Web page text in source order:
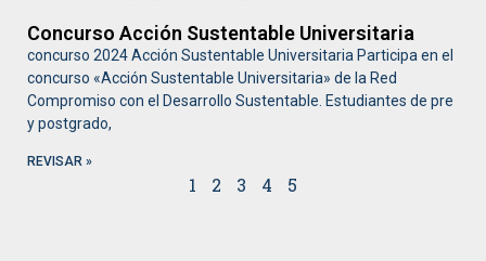
Concurso Acción Sustentable Universitaria
concurso 2024 Acción Sustentable Universitaria Participa en el
concurso «Acción Sustentable Universitaria» de la Red
Compromiso con el Desarrollo Sustentable. Estudiantes de pre
y postgrado,
REVISAR »
1 2 3 4 5